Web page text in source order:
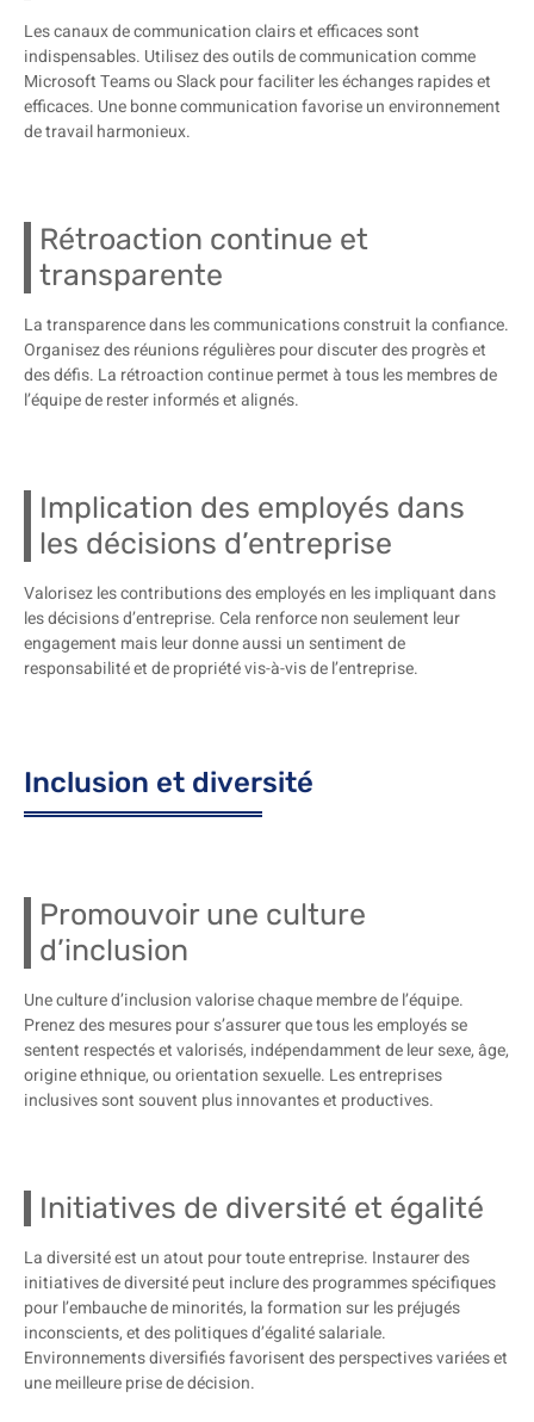
Les canaux de communication clairs et efficaces sont
indispensables. Utilisez des outils de communication comme
Microsoft Teams ou Slack pour faciliter les échanges rapides et
efficaces. Une bonne communication favorise un environnement
de travail harmonieux.
Rétroaction continue et
transparente
La transparence dans les communications construit la confiance.
Organisez des réunions régulières pour discuter des progrès et
des défis. La rétroaction continue permet à tous les membres de
l’équipe de rester informés et alignés.
Implication des employés dans
les décisions d’entreprise
Valorisez les contributions des employés en les impliquant dans
les décisions d’entreprise. Cela renforce non seulement leur
engagement mais leur donne aussi un sentiment de
responsabilité et de propriété vis-à-vis de l’entreprise.
Inclusion et diversité
Promouvoir une culture
d’inclusion
Une culture d’inclusion valorise chaque membre de l’équipe.
Prenez des mesures pour s’assurer que tous les employés se
sentent respectés et valorisés, indépendamment de leur sexe, âge,
origine ethnique, ou orientation sexuelle. Les entreprises
inclusives sont souvent plus innovantes et productives.
Initiatives de diversité et égalité
La diversité est un atout pour toute entreprise. Instaurer des
initiatives de diversité peut inclure des programmes spécifiques
pour l’embauche de minorités, la formation sur les préjugés
inconscients, et des politiques d’égalité salariale.
Environnements diversifiés favorisent des perspectives variées et
une meilleure prise de décision.